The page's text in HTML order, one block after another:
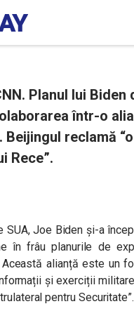
Planul lui
într-o
Beijingul reclamă
Rece”.
SUA, Joe Biden și-a
în frâu planurile de
alianță este un
și exerciții
pentru Securitate”.